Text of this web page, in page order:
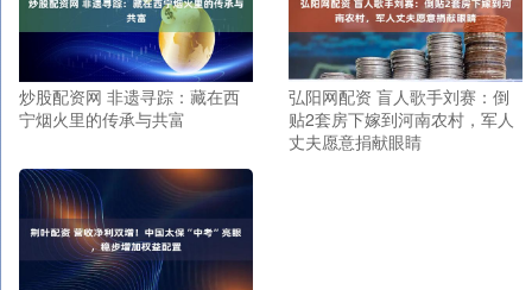
炒股配资网 非遗寻踪：藏在西
宁烟火里的传承与共富
弘阳网配资 盲人歌手刘赛：倒
贴2套房下嫁到河南农村，军人
丈夫愿意捐献眼睛